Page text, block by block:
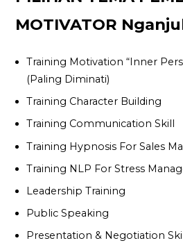
MOTIVATOR
Training Motivation “Inner
(Paling Diminati)
Training Character Building
Training Communication Skill
Training Hypnosis For Sales
Training NLP For Stress
Leadership Training
Public Speaking
Presentation & Negotiation Skill